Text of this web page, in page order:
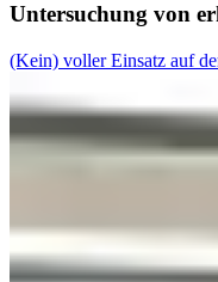
Untersuchung von
(Kein) vol­ler Ein­satz auf